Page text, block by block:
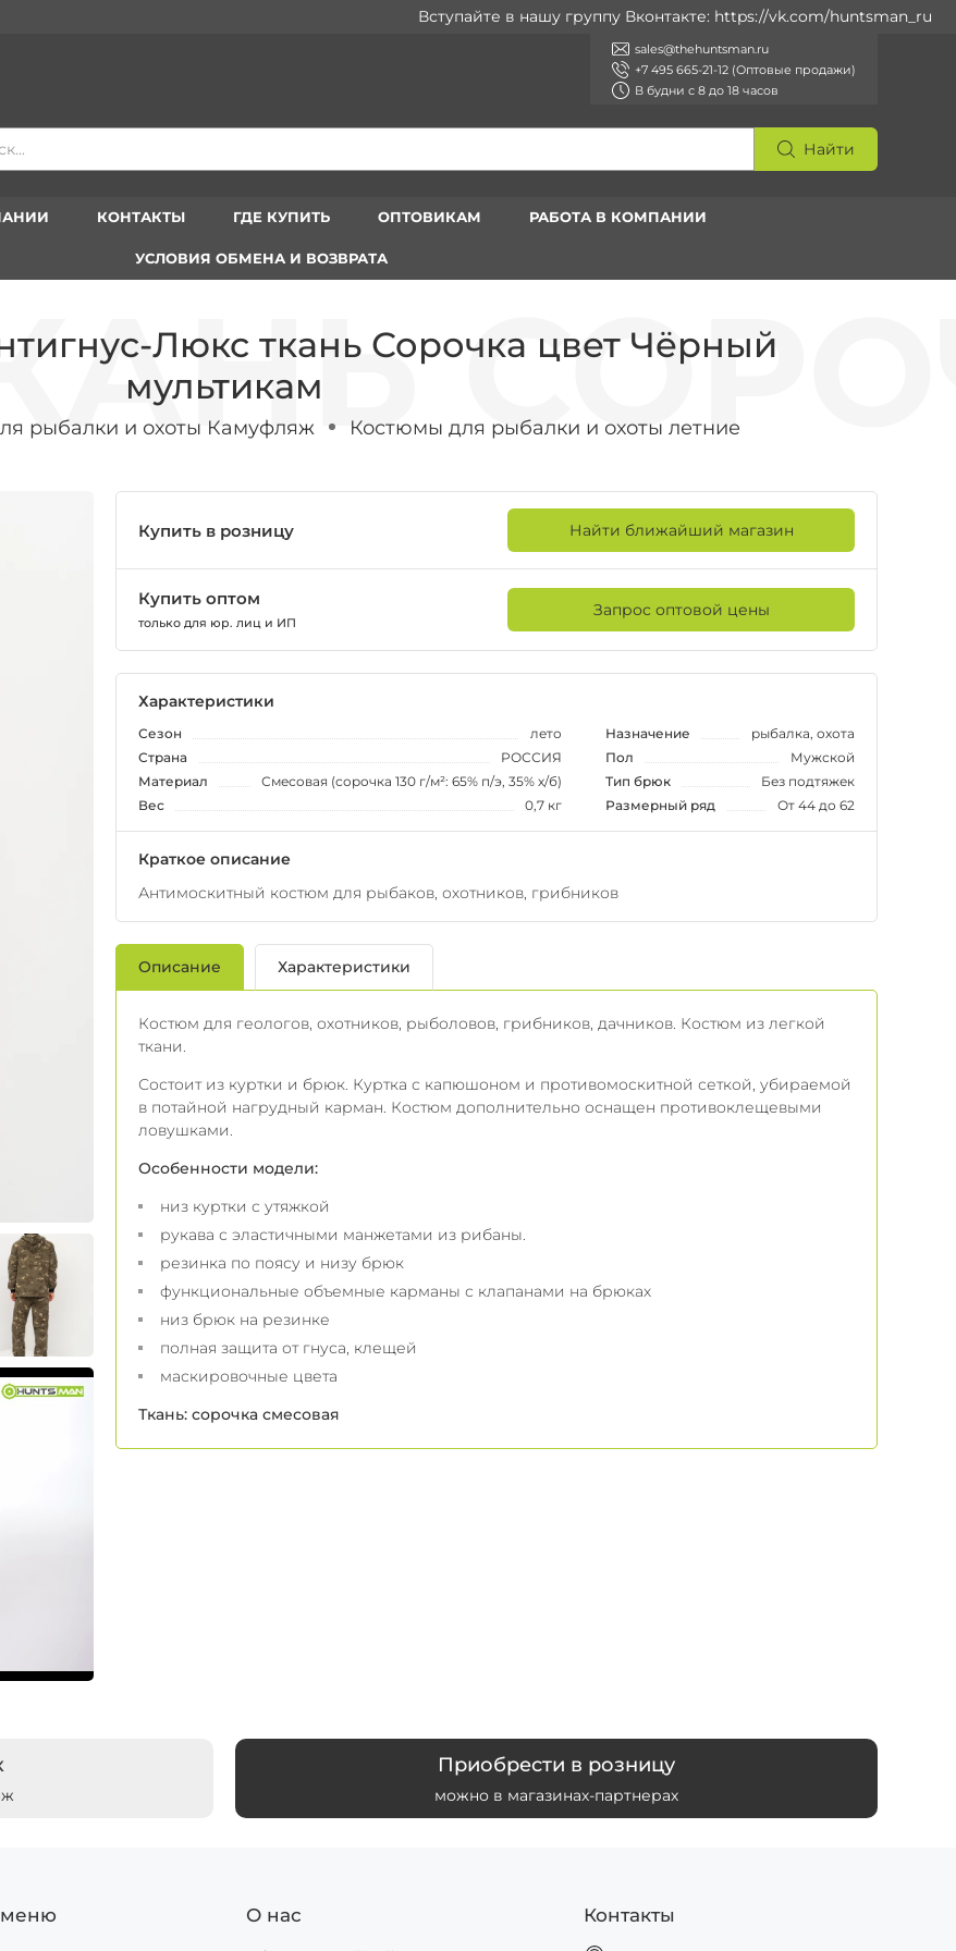
Вступайте в нашу группу Вконтакте: https://vk.com/huntsman_ru
sales@thehuntsman.ru
+7 495 665-21-12 (Оптовые продажи)
В будни с 8 до 18 часов
Найти
КОНТАКТЫ ГДЕ КУПИТЬ ОПТОВИКАМ РАБОТА В КОМПАНИИ
УСЛОВИЯ ОБМЕНА И ВОЗВРАТА
Люкс ткань Сорочка цвет Чёрный
мультикам
рыбалки и охоты Камуфляж Костюмы для рыбалки и охоты летние
Купить в розницу Найти ближайший магазин
Купить оптом
только для юр. лиц и ИП
Запрос оптовой цены
Характеристики
Сезон лето Назначение
рыбалка, охота
Страна
РОССИЯ Пол
Мужской
Материал
Смесовая (сорочка 130 г/м²: 65% п/э, 35% х/б) Тип брюк
Без подтяжек
Вес
0,7 кг Размерный ряд От 44 до 62
Краткое описание
Антимоскитный костюм для рыбаков, охотников, грибников
Описание Характеристики
Костюм для геологов, охотников, рыболовов, грибников, дачников. Костюм из легкой
ткани.
Состоит из куртки и брюк. Куртка с капюшоном и противомоскитной сеткой, убираемой
в потайной нагрудный карман. Костюм дополнительно оснащен противоклещевыми
ловушками.
Особенности модели:
низ куртки с утяжкой
рукава с эластичными манжетами из рибаны.
резинка по поясу и низу брюк
функциональные объемные карманы с клапанами на брюках
низ брюк на резинке
полная защита от гнуса, клещей
маскировочные цвета
Ткань: сорочка смесовая
Приобрести в розницу
можно в магазинах-партнерах
меню О нас Контакты